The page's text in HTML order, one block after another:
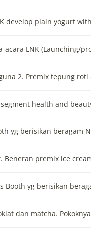
develop plain yogurt
acara LNK (Launching/
2. Premix tepung roti
health and
yg berisikan beragam
Beneran premix ice
Booth yg berisikan
dan matcha.